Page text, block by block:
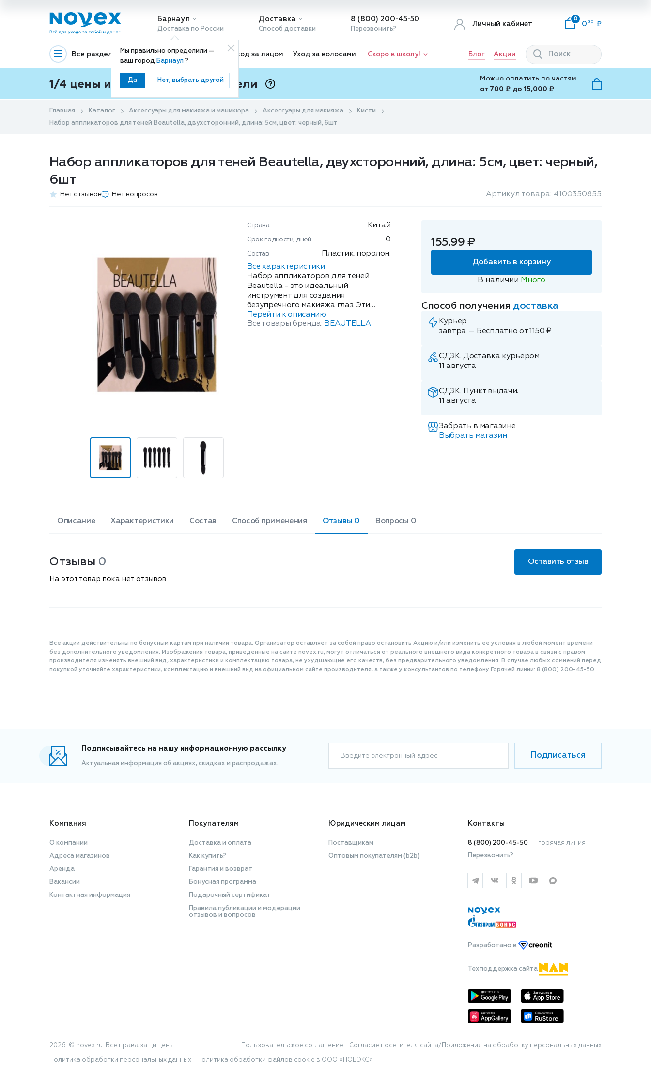
Барнаул
Доставка по России
Мы правильно определили —
ваш город Барнаул?
Да Нет, выбрать другой
Доставка
Способ доставки
8 (800) 200-45-50
Перезвонить?
Личный кабинет
0
0 00
Все разделы Декоративная косметика Уход за лицом Уход за волосами Скоро в школу! Блог Акции
1/4 цены и покупки ваши с Подели
Можно оплатить по частям
от 700 ₽ до 15,000 ₽
Главная Каталог Аксессуары для макияжа и маникюра Аксессуары для макияжа
Кисти
Набор аппликаторов для теней Beautella, двухсторонний, длина: 5см, цвет: черный, 6шт
Набор аппликаторов для теней Beautella, двухсторонний, длина: 5см, цвет: черный,
6шт
Нет отзывов Нет вопросов Артикул товара: 4100350855
Страна Китай
Срок годности, дней 0
Состав
Пластик, поролон.
Все характеристики
Набор аппликаторов для теней
Beautella - это идеальный
инструмент для создания
безупречного макияжа глаз. Эти
аппликаторы сочетают в себе
высокое качество и удобство
Перейти к описанию
Все товары бренда: BEAUTELLA
155.99 ₽
Добавить в корзину
В наличии Много
Способ получения доставка
Курьер
завтра — Бесплатно от 1150 ₽
СДЭК. Доставка курьером
11 августа
СДЭК. Пункт выдачи.
11 августа
Забрать в магазине
Выбрать магазин
Описание Характеристики Состав Способ применения Отзывы 0 Вопросы 0
Отзывы 0 Оставить отзыв
На этот товар пока нет отзывов
Все акции действительны по бонусным картам при наличии товара. Организатор оставляет за собой право остановить Акцию и/или изменить её условия в любой момент времени
без дополнительного уведомления. Изображения товара, приведенные на сайте novex.ru, могут отличаться от реального внешнего вида конкретного товара в связи с правом
производителя изменять внешний вид, характеристики и комплектацию товара, не ухудшающие его качеств, без предварительного уведомления. В случае любых сомнений перед
покупкой уточняйте характеристики, комплектацию и внешний вид на официальном сайте производителя, а также у консультантов по телефону Горячей линии: 8 (800) 200-45-50.
Подписывайтесь на нашу информационную рассылку
Актуальная информация об акциях, скидках и распродажах.
Введите электронный адрес Подписаться
Компания
О компании
Адреса магазинов
Аренда
Вакансии
Контактная информация
Покупателям
Доставка и оплата
Как купить?
Гарантия и возврат
Бонусная программа
Подарочный сертификат
Правила публикации и модерации
отзывов и вопросов
Юридическим лицам
Поставщикам
Оптовым покупателям (b2b)
Контакты
8 (800) 200-45-50 — горячая линия
Перезвонить?
Разработано в
Техподдержка сайта
2026 © novex.ru. Все права защищены Пользовательское соглашение Согласие посетителя сайта/Приложения на обработку персональных данных
Политика обработки персональных данных Политика обработки файлов cookie в ООО «НОВЭКС»